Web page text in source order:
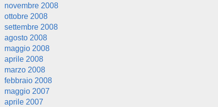
novembre 2008
ottobre 2008
settembre 2008
agosto 2008
maggio 2008
aprile 2008
marzo 2008
febbraio 2008
maggio 2007
aprile 2007